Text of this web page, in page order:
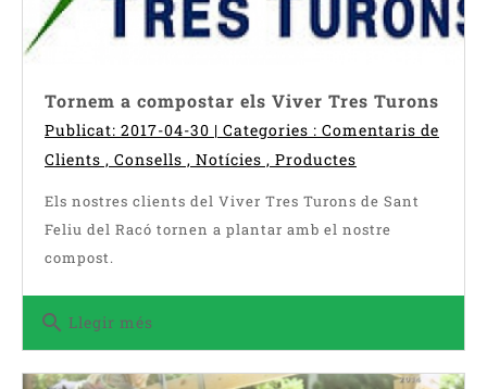
Tornem a compostar els Viver Tres Turons
Publicat: 2017-04-30 | Categories : Comentaris de
Clients , Consells , Notícies , Productes
Els nostres clients del Viver Tres Turons de Sant
Feliu del Racó tornen a plantar amb el nostre
compost.
search Llegir més